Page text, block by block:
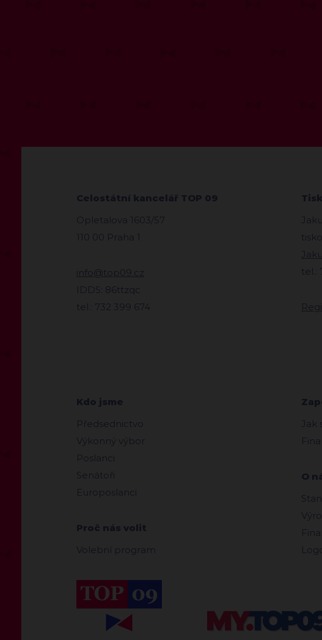
Celostátní kancelář TOP 09
Opletalova 1603/57
110 00 Praha 1
info@top09.cz
IDDS: 86ttzqc
tel.: 732 399 674
tel.:
Kdo jsme
Předsednictvo
Výkonný výbor
Poslanci
Senátoři
Europoslanci
Proč nás volit
Volební program
O